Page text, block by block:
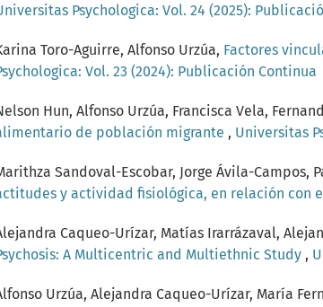
Psychologica: Vol. 24 (2025):
Toro-Aguirre, Alfonso Urzúa, Factores
Vol. 23 (2024): Publicación Continua
Hun, Alfonso Urzúa, Francisca Vela,
de población migrante , Universitas
Sandoval-Escobar, Jorge Ávila-Campos,
y actividad fisiológica, en relación con
Caqueo-Urízar, Matías Irarrázaval,
A Multicentric and Multiethnic Study ,
Urzúa, Alejandra Caqueo-Urízar, María